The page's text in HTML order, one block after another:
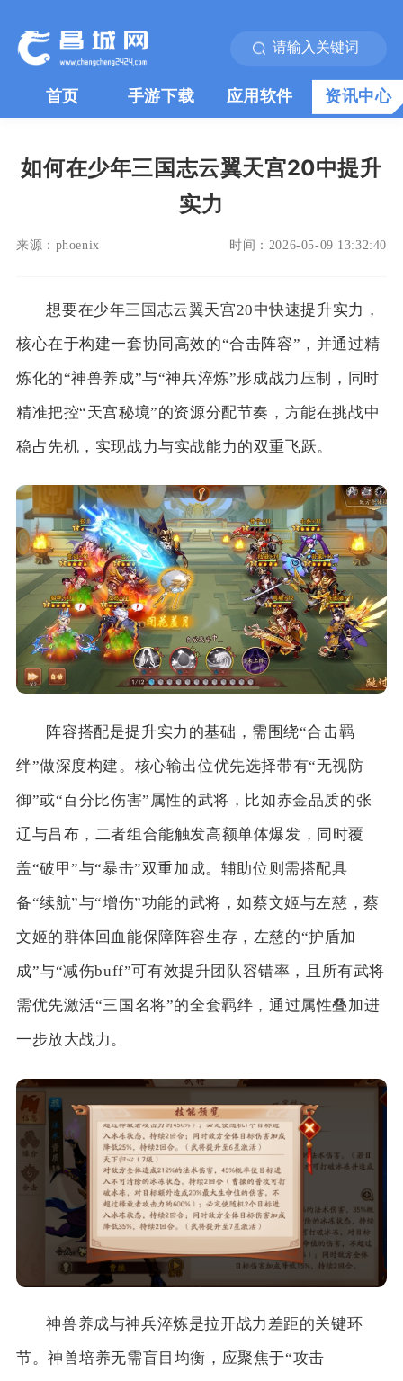
首页 手游下载 应用软件 资讯中心
如何在少年三国志云翼天宫20中提升
实力
来源： phoenix 时间： 2026-05-09 13:32:40
想要在少年三国志云翼天宫20中快速提升实力，
核心在于构建一套协同高效的“合击阵容”，并通过精
炼化的“神兽养成”与“神兵淬炼”形成战力压制，同时
精准把控“天宫秘境”的资源分配节奏，方能在挑战中
稳占先机，实现战力与实战能力的双重飞跃。
阵容搭配是提升实力的基础，需围绕“合击羁
绊”做深度构建。核心输出位优先选择带有“无视防
御”或“百分比伤害”属性的武将，比如赤金品质的张
辽与吕布，二者组合能触发高额单体爆发，同时覆
盖“破甲”与“暴击”双重加成。辅助位则需搭配具
备“续航”与“增伤”功能的武将，如蔡文姬与左慈，蔡
文姬的群体回血能保障阵容生存，左慈的“护盾加
成”与“减伤buff”可有效提升团队容错率，且所有武将
需优先激活“三国名将”的全套羁绊，通过属性叠加进
一步放大战力。
神兽养成与神兵淬炼是拉开战力差距的关键环
节。神兽培养无需盲目均衡，应聚焦于“攻击